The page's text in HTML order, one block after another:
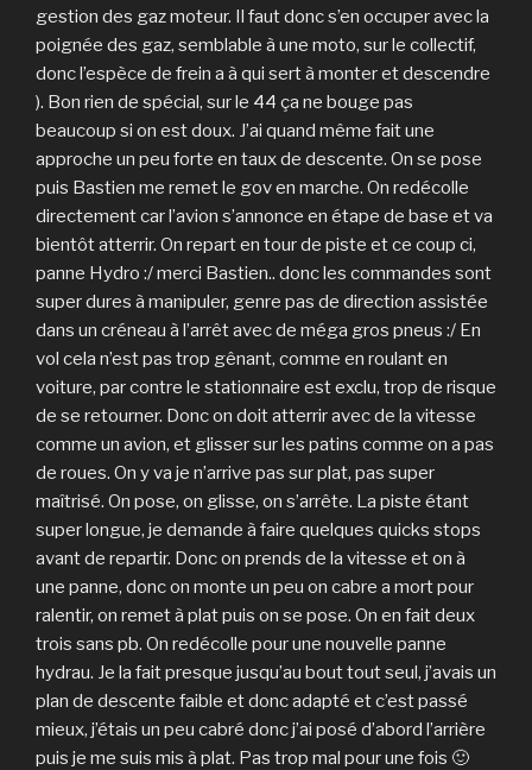
gestion des gaz moteur. Il faut donc s’en occuper avec la
poignée des gaz, semblable à une moto, sur le collectif,
donc l’espèce de frein a à qui sert à monter et descendre
). Bon rien de spécial, sur le 44 ça ne bouge pas
beaucoup si on est doux. J’ai quand même fait une
approche un peu forte en taux de descente. On se pose
puis Bastien me remet le gov en marche. On redécolle
directement car l’avion s’annonce en étape de base et va
bientôt atterrir. On repart en tour de piste et ce coup ci,
panne Hydro :/ merci Bastien.. donc les commandes sont
super dures à manipuler, genre pas de direction assistée
dans un créneau à l’arrêt avec de méga gros pneus :/ En
vol cela n’est pas trop gênant, comme en roulant en
voiture, par contre le stationnaire est exclu, trop de risque
de se retourner. Donc on doit atterrir avec de la vitesse
comme un avion, et glisser sur les patins comme on a pas
de roues. On y va je n’arrive pas sur plat, pas super
maîtrisé. On pose, on glisse, on s’arrête. La piste étant
super longue, je demande à faire quelques quicks stops
avant de repartir. Donc on prends de la vitesse et on à
une panne, donc on monte un peu on cabre a mort pour
ralentir, on remet à plat puis on se pose. On en fait deux
trois sans pb. On redécolle pour une nouvelle panne
hydrau. Je la fait presque jusqu’au bout tout seul, j’avais un
plan de descente faible et donc adapté et c’est passé
mieux, j’étais un peu cabré donc j’ai posé d’abord l’arrière
puis je me suis mis à plat. Pas trop mal pour une fois 🙂